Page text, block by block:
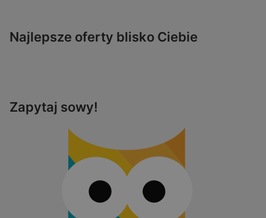
Najlepsze oferty blisko Ciebie
Zapytaj sowy!